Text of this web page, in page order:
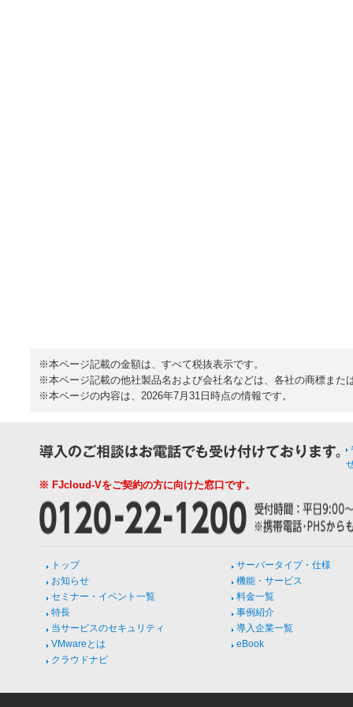
※本ページ記載の金額は、すべて税抜表示です。
※本ページ記載の他社製品名および会社名などは、各社の商標また
※本ページの内容は、2026年7月31日時点の情報です。
※ FJcloud-Vをご契約の方に向けた窓口です。
トップ
お知らせ
セミナー・イベント一覧
特長
当サービスのセキュリティ
VMwareとは
クラウドナビ
サーバータイプ・仕様
機能・サービス
料金一覧
事例紹介
導入企業一覧
eBook